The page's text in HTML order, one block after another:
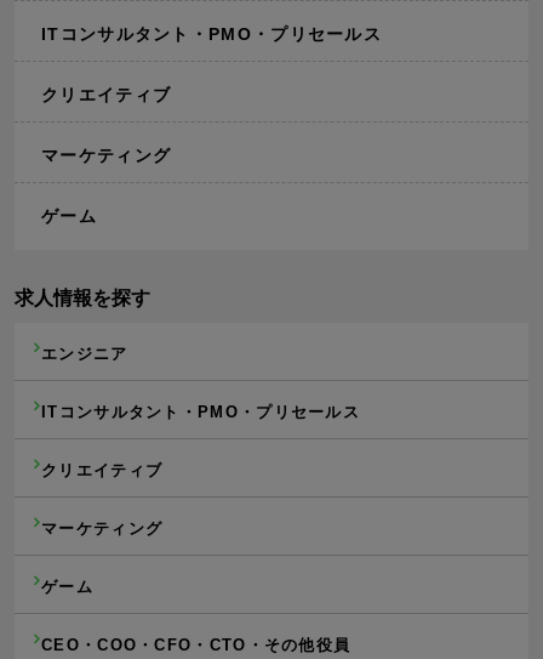
ITコンサルタント・PMO・プリセールス
クリエイティブ
マーケティング
ゲーム
求人情報を探す
エンジニア
ITコンサルタント・PMO・プリセールス
クリエイティブ
マーケティング
ゲーム
CEO・COO・CFO・CTO・その他役員